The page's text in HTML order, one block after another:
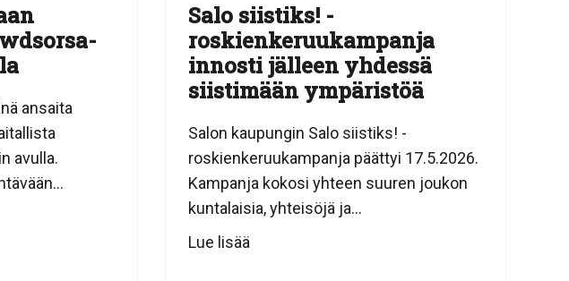
ansaita
avulla.
Salo siistiks! -
roskienkeruukampanja
innosti jälleen yhdessä
siistimään ympäristöä
Salon kaupungin Salo siistiks! -
roskienkeruukampanja päättyi 17.5.2026.
Kampanja kokosi yhteen suuren joukon
kuntalaisia, yhteisöjä ja...
Lue lisää